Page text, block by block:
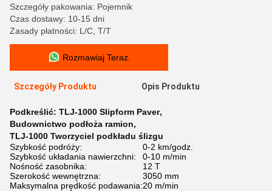
Szczegóły pakowania: Pojemnik
Czas dostawy: 10-15 dni
Zasady płatności: L/C, T/T
Rozmawiaj Teraz.
Szczegóły Produktu Opis Produktu
Podkreślić: TLJ-1000 Slipform Paver,
Budownictwo podłoża ramion,
TLJ-1000 Tworzyciel podkładu ślizgu
Szybkość podróży:
0-2 km/godz.
Szybkość układania nawierzchni:
0-10 m/min
Nośność zasobnika:
12 T
Szerokość wewnętrzna:
3050 mm
Maksymalna prędkość podawania:20 m/min